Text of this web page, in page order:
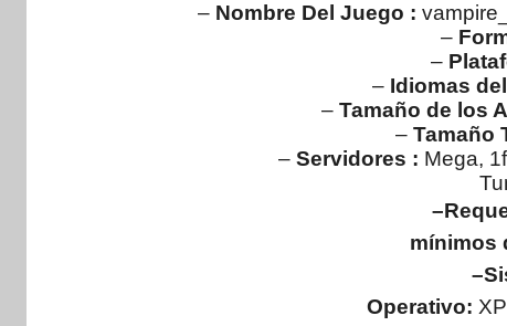
– Nombre Del Juego :
–
–
– Idiomas
–Tamaño de los
–Tamaño
–Servidores : Mega,
mínimos
Operativo: